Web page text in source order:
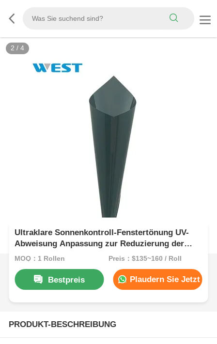
3 / 4
Ultraklare Sonnenkontroll-Fenstertönung UV-
Abweisung Anpassung zur Reduzierung der
Augenbelastung
MOQ：1 Rollen Preis：$135~160 / Roll
Bestpreis Plaudern Sie Jetzt
PRODUKT-BESCHREIBUNG